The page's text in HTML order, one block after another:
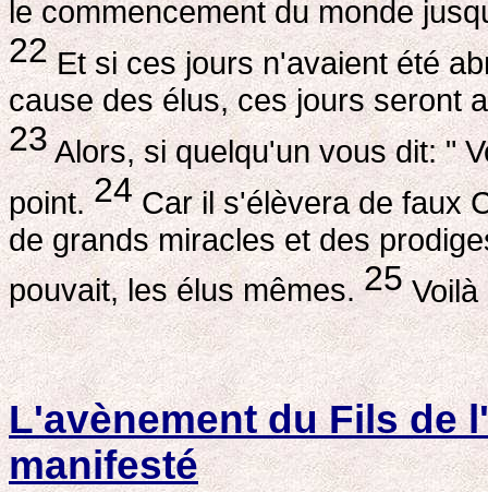
le commencement du monde
22Et si ces jours n'avaient été
cause des élus, ces jours seront
23Alors, si quelqu'un vous dit: "
point.24Car il s'élèvera de faux
de grands miracles et des
pouvait, les élus mêmes.25Voilà
L'avènement du Fils de
manifesté